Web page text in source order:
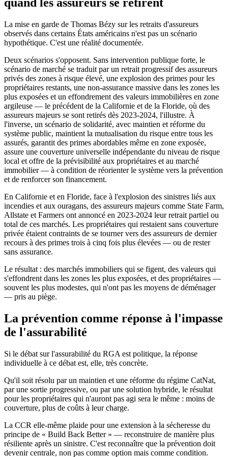
La mise en garde de Thomas Bézy sur les retraits d'assureurs
observés dans certains États américains n'est pas un scénario
hypothétique. C'est une réalité documentée.
Deux scénarios s'opposent. Sans intervention publique forte, le
scénario de marché se traduit par un retrait progressif des assureurs
privés des zones à risque élevé, une explosion des primes pour les
propriétaires restants, une non-assurance massive dans les zones les
plus exposées et un effondrement des valeurs immobilières en zone
argileuse — le précédent de la Californie et de la Floride, où des
assureurs majeurs se sont retirés dès 2023-2024, l'illustre. À
l'inverse, un scénario de solidarité, avec maintien et réforme du
système public, maintient la mutualisation du risque entre tous les
assurés, garantit des primes abordables même en zone exposée,
assure une couverture universelle indépendante du niveau de risque
local et offre de la prévisibilité aux propriétaires et au marché
immobilier — à condition de réorienter le système vers la prévention
et de renforcer son financement.
En Californie et en Floride, face à l'explosion des sinistres liés aux
incendies et aux ouragans, des assureurs majeurs comme State Farm,
Allstate et Farmers ont annoncé en 2023-2024 leur retrait partiel ou
total de ces marchés. Les propriétaires qui restaient sans couverture
privée étaient contraints de se tourner vers des assureurs de dernier
recours à des primes trois à cinq fois plus élevées — ou de rester
sans assurance.
Le résultat : des marchés immobiliers qui se figent, des valeurs qui
s'effondrent dans les zones les plus exposées, et des propriétaires —
souvent les plus modestes, qui n'ont pas les moyens de déménager
— pris au piège.
La prévention comme réponse à l'impasse
de l'assurabilité
Si le débat sur l'assurabilité du RGA est politique, la réponse
individuelle à ce débat est, elle, très concrète.
Qu'il soit résolu par un maintien et une réforme du régime CatNat,
par une sortie progressive, ou par une solution hybride, le résultat
pour les propriétaires qui n'auront pas agi sera le même : moins de
couverture, plus de coûts à leur charge.
La CCR elle-même plaide pour une extension à la sécheresse du
principe de « Build Back Better » — reconstruire de manière plus
résiliente après un sinistre. C'est reconnaître que la prévention doit
devenir centrale, non pas comme option mais comme condition.